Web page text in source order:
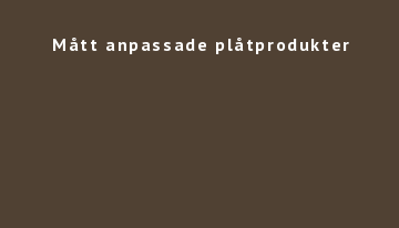
Mått anpassade plåtprodukter